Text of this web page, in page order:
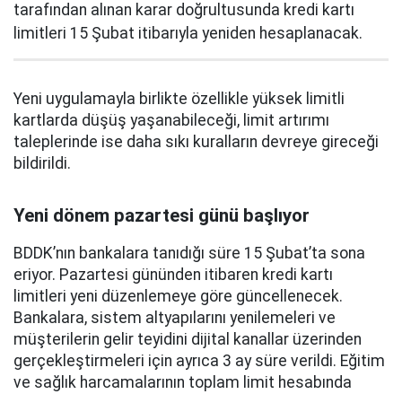
tarafından alınan karar doğrultusunda kredi kartı
limitleri 15 Şubat itibarıyla yeniden hesaplanacak.
Yeni uygulamayla birlikte özellikle yüksek limitli
kartlarda düşüş yaşanabileceği, limit artırımı
taleplerinde ise daha sıkı kuralların devreye gireceği
bildirildi.
Yeni dönem pazartesi günü başlıyor
BDDK’nın bankalara tanıdığı süre 15 Şubat’ta sona
eriyor. Pazartesi gününden itibaren kredi kartı
limitleri yeni düzenlemeye göre güncellenecek.
Bankalara, sistem altyapılarını yenilemeleri ve
müşterilerin gelir teyidini dijital kanallar üzerinden
gerçekleştirmeleri için ayrıca 3 ay süre verildi. Eğitim
ve sağlık harcamalarının toplam limit hesabında